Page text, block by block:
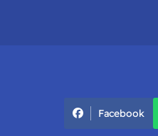
Facebook